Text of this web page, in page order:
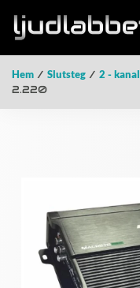
Hem / Slutsteg / 2 - kanal
2.220